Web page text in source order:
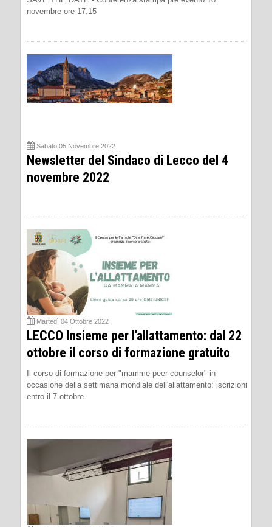
novembre ore 17.15
Sabato 05 Novembre 2022
Newsletter del Sindaco di Lecco del 4
novembre 2022
Martedì 04 Ottobre 2022
LECCO Insieme per l'allattamento: dal 22
ottobre il corso di formazione gratuito
Il corso di formazione per "mamme peer counselor" in
occasione della settimana mondiale dell'allattamento: iscrizioni
entro il 7 ottobre